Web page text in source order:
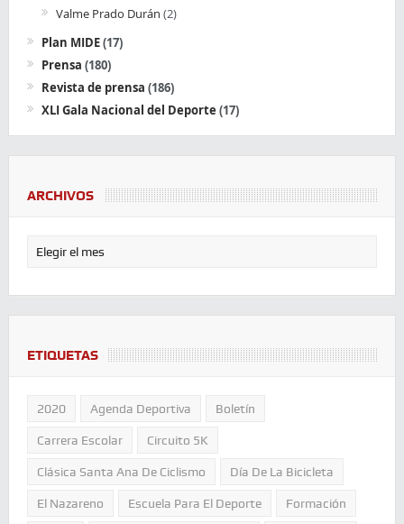
Valme Prado Durán (2)
Plan MIDE(17)
Prensa (180)
Revista de prensa (186)
XLI Gala Nacional del Deporte (17)
ARCHIVOS
ETIQUETAS
2020 Agenda Deportiva Boletín
Carrera Escolar Circuito 5K
Clásica Santa Ana De Ciclismo Día De La Bicicleta
El Nazareno Escuela Para El Deporte Formación